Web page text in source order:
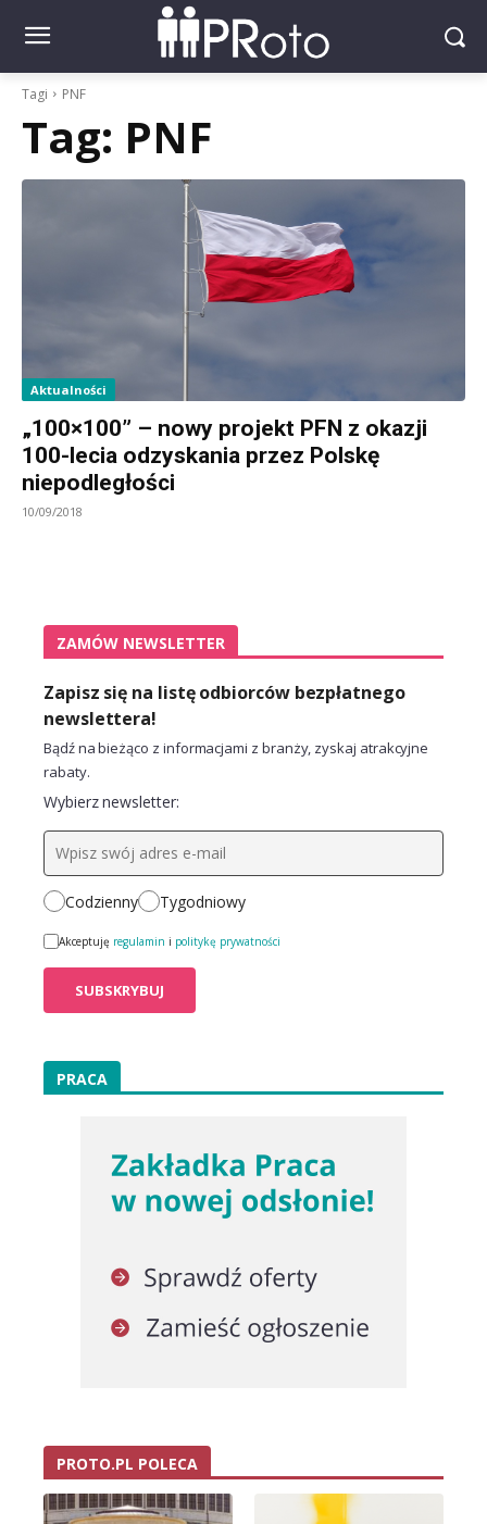
Tagi PNF
Tag: PNF
Aktualności
„100×100” – nowy projekt PFN z okazji
100-lecia odzyskania przez Polskę
niepodległości
10/09/2018
ZAMÓW NEWSLETTER
Zapisz się na listę odbiorców bezpłatnego
newslettera!
Bądź na bieżąco z informacjami z branży, zyskaj atrakcyjne
rabaty.
Wybierz newsletter:
Codzienny Tygodniowy
Akceptuję regulamin i politykę prywatności
PRACA
PROTO.PL POLECA